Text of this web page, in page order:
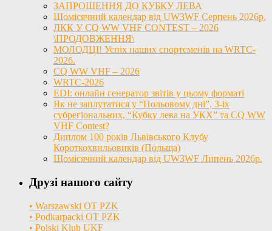
ЗАПРОШЕННЯ ДО КУБКУ ЛЕВА
Щомісячний календар від UW3WF Серпень 2026р.
ЛКК У CQ WW VHF CONTEST – 2026
\ПРОДОВЖЕННЯ\
МОЛОДЦІ! Успіх наших спортсменів на WRTC-
2026.
CQ WW VHF – 2026
WRTC-2026
EDI: онлайн генератор звітів у цьому форматі
Як не заплутатися у “Польовому дні”, 3-іх
субрегіональних, “Кубку лева на УКХ” та CQ WW
VHF Contest?
Диплом 100 років Львівського Клубу
Короткохвильовиків (Польща)
Щомісячний календар від UW3WF Липень 2026р.
Друзі нашого сайту
• Warszawski OT PZK
• Podkarpacki OT PZK
• Polski Klub UKF